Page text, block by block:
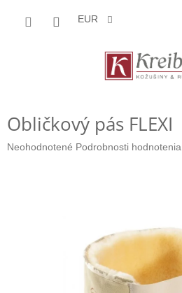
EUR
Obličkový pás FLEXI
Priemerné
Neohodnotené Podrobnosti hodnotenia